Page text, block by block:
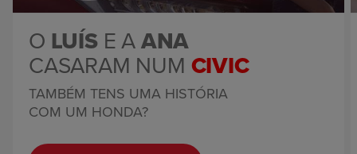
O LUÍSE A ANA
CASARAM NUM CIVIC
TAMBÉM TENS UMA HISTÓRIA
COM UM HONDA?